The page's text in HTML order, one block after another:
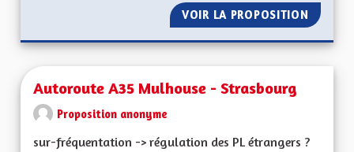
VOIR LA PROPOSITION
Autoroute A35 Mulhouse - Strasbourg
Proposition anonyme
sur-fréquentation -> régulation des PL étrangers ?